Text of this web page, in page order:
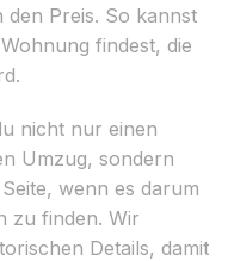
Preis. So kannst
findest, die
nicht nur einen
Umzug, sondern
wenn es darum
zu finden. Wir
Details, damit